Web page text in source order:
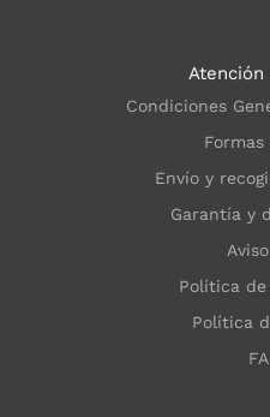
Condiciones
Formas
Envío y
Garantía y
Política
Política